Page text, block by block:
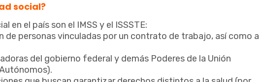
social?
en el país son el IMSS y el ISSSTE:
de personas vinculadas por un contrato de trabajo, así como a
del gobierno federal y demás Poderes de la Unión